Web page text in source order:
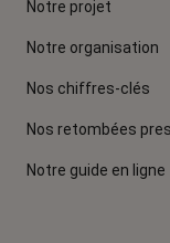
Notre projet
Notre organisation
Nos chiffres-clés
Nos retombées
Notre guide en ligne